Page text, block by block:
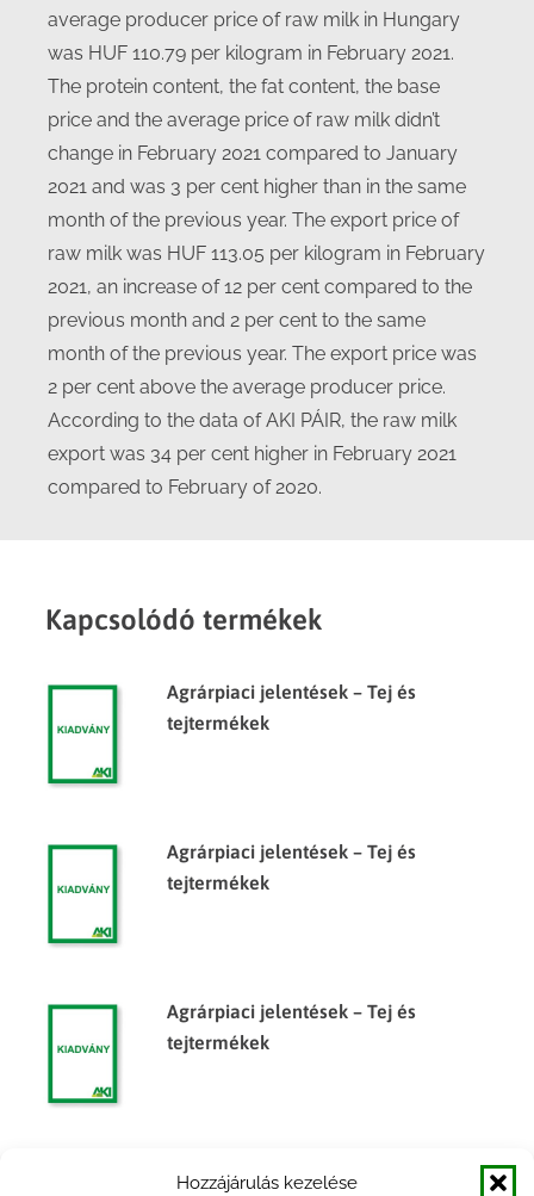
Hozzájárulás kezelése
average producer price of raw milk in Hungary
was HUF 110.79 per kilogram in February 2021.
The protein content, the fat content, the base
price and the average price of raw milk didn’t
change in February 2021 compared to January
2021 and was 3 per cent higher than in the same
month of the previous year. The export price of
raw milk was HUF 113.05 per kilogram in February
2021, an increase of 12 per cent compared to the
previous month and 2 per cent to the same
month of the previous year. The export price was
2 per cent above the average producer price.
According to the data of AKI PÁIR, the raw milk
export was 34 per cent higher in February 2021
compared to February of 2020.
Kapcsolódó termékek
Agrárpiaci jelentések – Tej és
tejtermékek
Agrárpiaci jelentések – Tej és
tejtermékek
Agrárpiaci jelentések – Tej és
tejtermékek
Agrárpiaci jelentések – Tej és